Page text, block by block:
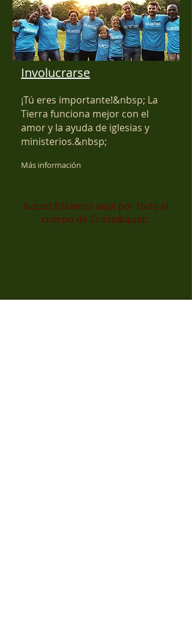
Involucrarse
¡Tú eres importante!&nbsp; La
Tierra funciona mejor con el
amor y la ayuda de iglesias y
ministerios.&nbsp;
Más información
&quot;Estamos aquí por todo el
cuerpo de Cristo&quot;.